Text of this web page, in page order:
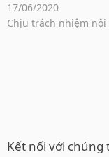
17/06/2020
Chịu trách nhiệm
Kết nối với chúng